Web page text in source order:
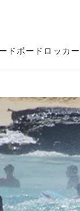
ド ボードロッカー